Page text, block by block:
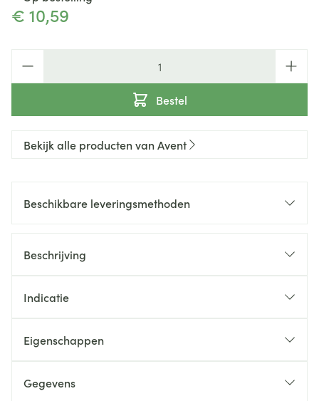
€ 10,59
Bestel
Bekijk alle producten van Avent
Beschikbare leveringsmethoden
Beschrijving
Indicatie
Eigenschappen
Gegevens